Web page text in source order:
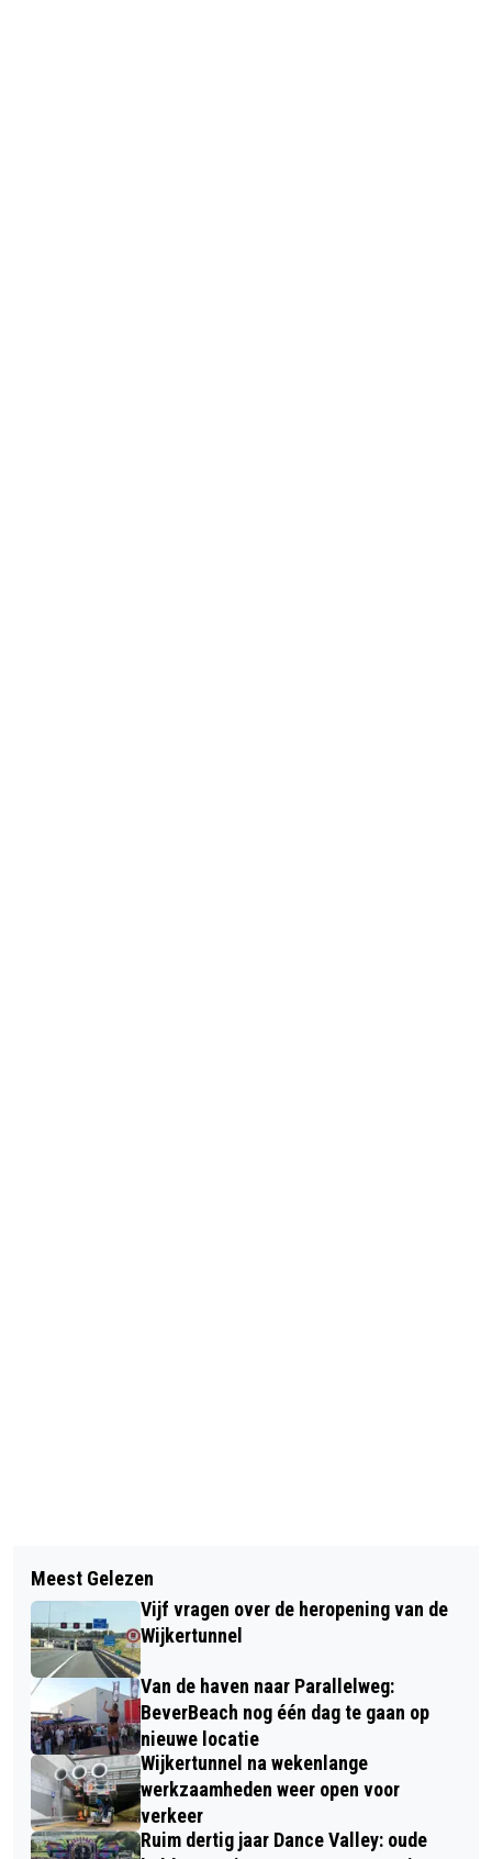
SCHADE NA EXPLOSIE BIJ WONING
AAN VECHTSTRAAT IN BEVERWIJK
NATUUR EN DE IJMOND GAAN HEEL
GOED SAMEN, ZO BEWIJST
NATUURFOTOGRAAF ROBERT
MOELIKER
Meest Gelezen
Vijf vragen over de heropening van de
Wijkertunnel
Van de haven naar Parallelweg:
BeverBeach nog één dag te gaan op
nieuwe locatie
Wijkertunnel na wekenlange
werkzaamheden weer open voor
verkeer
Ruim dertig jaar Dance Valley: oude